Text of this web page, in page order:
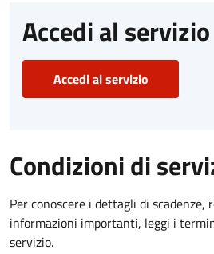
Accedi al servizio
Accedi al servizio
Condizioni di
Per conoscere i dettagli di
informazioni importanti, leggi i
servizio.